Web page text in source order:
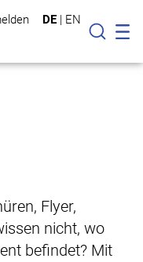
DE | EN
Suche
Flyer,
nicht, wo
befindet? Mit